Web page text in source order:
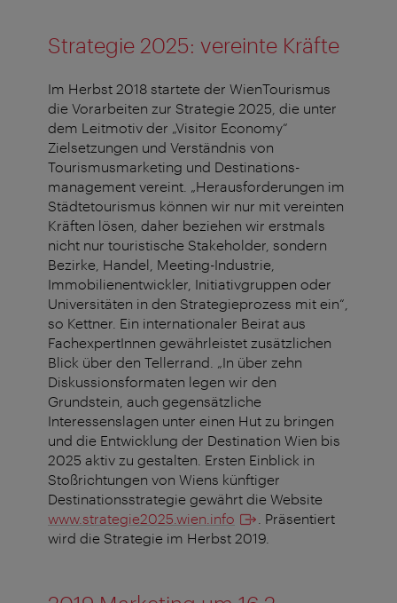
Strategie 2025: vereinte Kräfte
Im Herbst 2018 startete der WienTourismus
die Vorarbeiten zur Strategie 2025, die unter
dem Leitmotiv der „Visitor Economy“
Zielsetzungen und Verständnis von
Tourismusmarketing und Destinations­
management vereint. „Herausforderungen im
Städtetourismus können wir nur mit vereinten
Kräften lösen, daher beziehen wir erstmals
nicht nur touristische Stakeholder, sondern
Bezirke, Handel, Meeting-Industrie,
Immobilienentwickler, Initiativgruppen oder
Universitäten in den Strategieprozess mit ein“,
so Kettner. Ein internationaler Beirat aus
FachexpertInnen gewährleistet zusätzlichen
Blick über den Tellerrand. „In über zehn
Diskussionsformaten legen wir den
Grundstein, auch gegensätzliche
Interessenslagen unter einen Hut zu bringen
und die Entwicklung der Destination Wien bis
2025 aktiv zu gestalten. Ersten Einblick in
Stoßrichtungen von Wiens künftiger
Destinationsstrategie gewährt die Website
www.strategie2025.wien.info
. Präsentiert
wird die Strategie im Herbst 2019.